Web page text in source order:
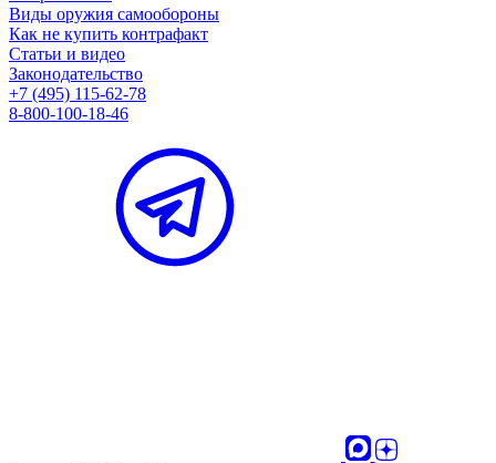
Виды оружия самообороны
Как не купить контрафакт
Статьи и видео
Законодательство
+7 (495) 115-62-78
8-800-100-18-46